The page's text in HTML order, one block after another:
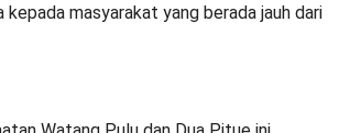
masyarakat yang berada jauh dari